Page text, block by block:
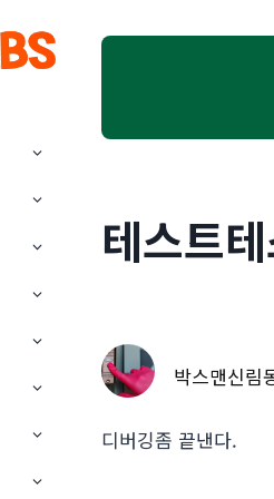
테스트
박스맨신림
디버깅좀 끝낸다.